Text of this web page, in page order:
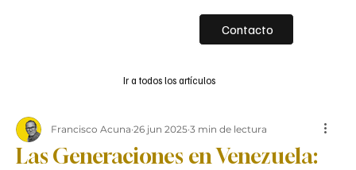
Contacto
Ir a todos los artículos
Las Generaciones en Venezuela:
Francisco Acuna 26 jun 2025 3 min de lectura